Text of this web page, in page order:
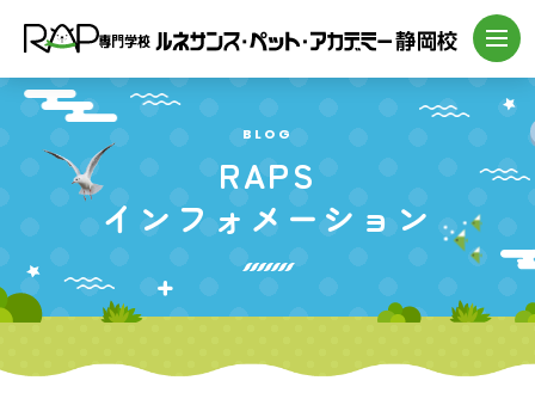
BLOG
RAPS
インフォメーション